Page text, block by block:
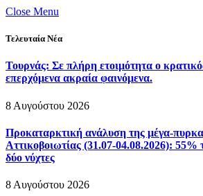
Close Menu
Τελευταία Νέα
Τουρνάς: Σε πλήρη ετοιμότητα ο
επερχόμενα ακραία φαινόμενα.
8 Αυγούστου 2026
Προκαταρκτική ανάλυση της μέγα-
Αττικοβοιωτίας (31.07-04.08.2026): 55%
δύο νύχτες
8 Αυγούστου 2026